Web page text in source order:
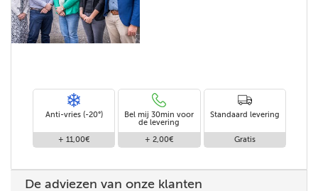
Anti-vries (-20°)
+ 11,00€
Bel mij 30min voor
de levering
+ 2,00€
Standaard levering
Gratis
De adviezen van onze klanten